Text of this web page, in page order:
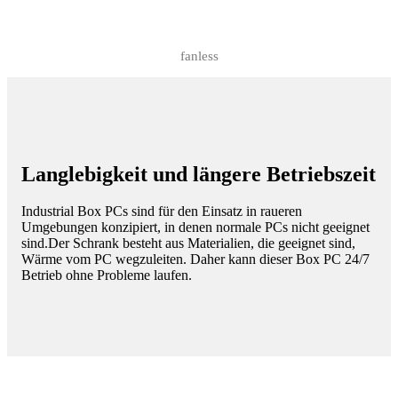
fanless
Langlebigkeit und längere Betriebszeit
Industrial Box PCs sind für den Einsatz in raueren
Umgebungen konzipiert, in denen normale PCs nicht geeignet
sind.Der Schrank besteht aus Materialien, die geeignet sind,
Wärme vom PC wegzuleiten. Daher kann dieser Box PC 24/7
Betrieb ohne Probleme laufen.